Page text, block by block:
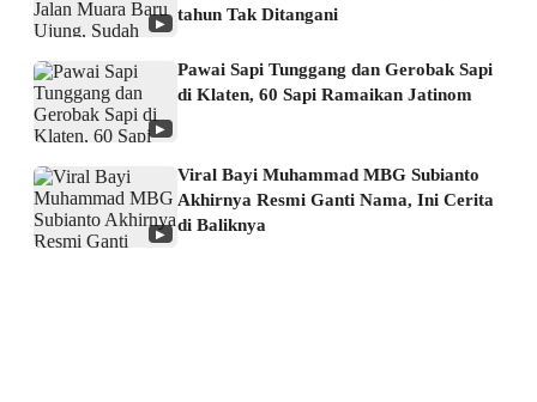
▶
tahun Tak Ditangani
▶
Pawai Sapi Tunggang dan Gerobak Sapi
di Klaten, 60 Sapi Ramaikan Jatinom
▶
Viral Bayi Muhammad MBG Subianto
Akhirnya Resmi Ganti Nama, Ini Cerita
di Baliknya